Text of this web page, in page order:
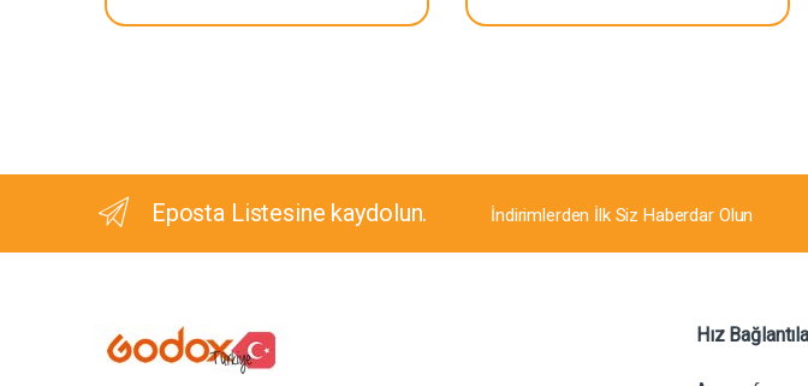
Eposta Listesine kaydolun. İndirimlerden İlk Siz Haberdar Olun
Hız